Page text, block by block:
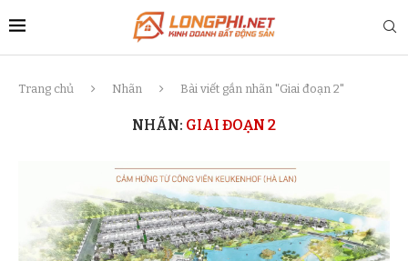
Trang chủ Nhãn Bài viết gắn nhãn "Giai đoạn 2"
NHÃN: GIAI ĐOẠN 2